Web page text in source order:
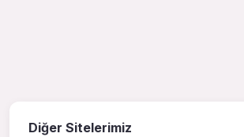
Diğer Sitelerimiz